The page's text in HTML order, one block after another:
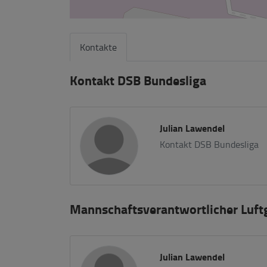
Kontakte
Kontakt DSB Bundesliga
Julian Lawendel
Kontakt DSB Bundesliga
Mannschaftsverantwortlicher
Julian Lawendel